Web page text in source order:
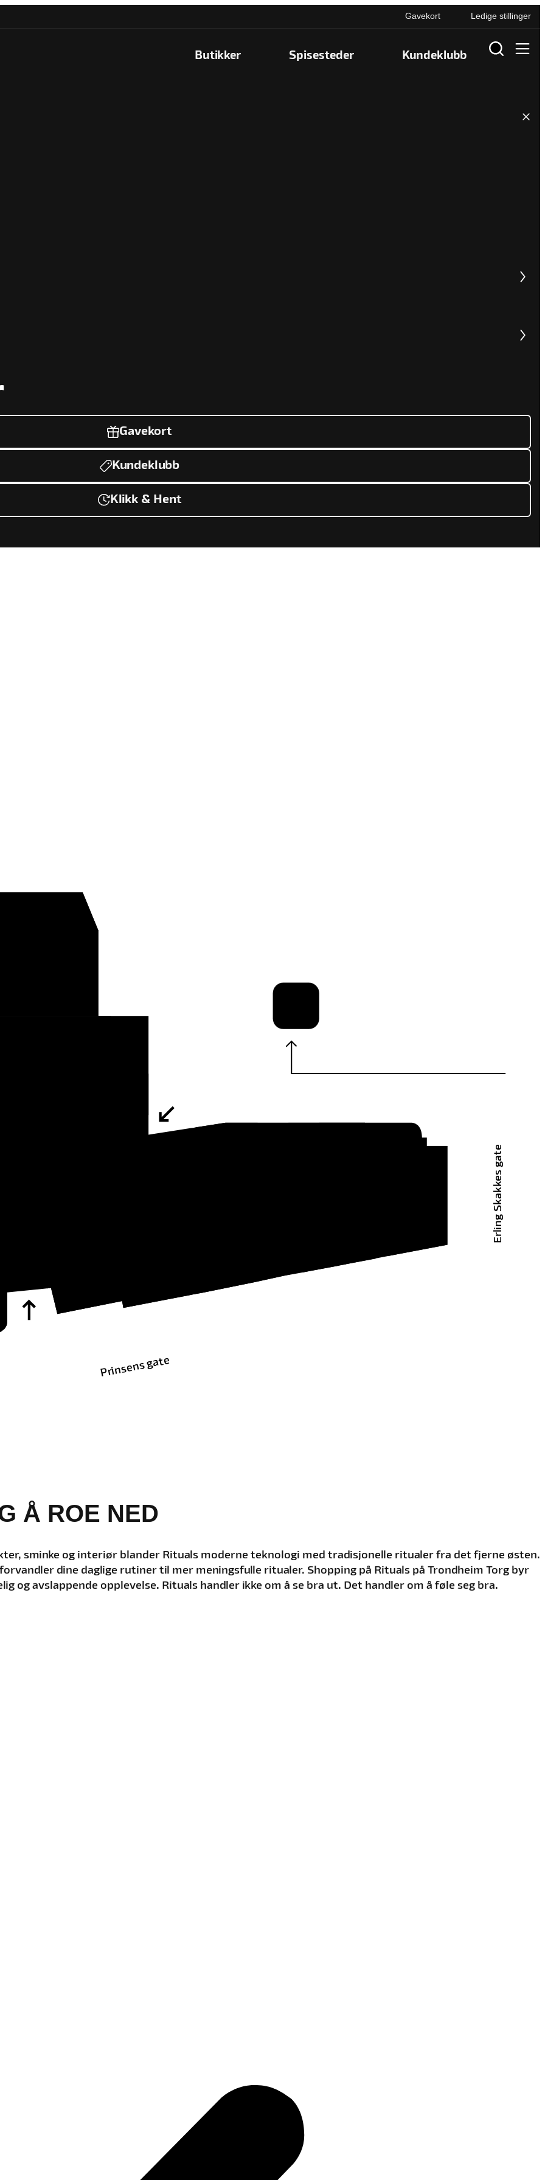
Gavekort Ledige stillinger
Butikker Spisesteder Kundeklubb
Gavekort
Kundeklubb
Klikk & Hent
Erling Skakkes gate
Prinsens gate
Å ROE NED
sminke og interiør blander Rituals moderne teknologi med tradisjonelle ritualer fra det fjerne østen.
dine daglige rutiner til mer meningsfulle ritualer. Shopping på Rituals på Trondheim Torg byr
og avslappende opplevelse. Rituals handler ikke om å se bra ut. Det handler om å føle seg bra.